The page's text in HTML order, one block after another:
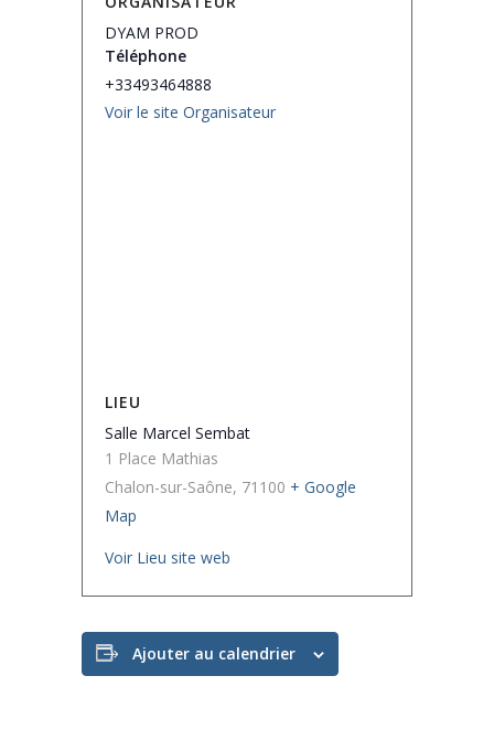
DYAM PROD
Téléphone
+33493464888
Voir le site Organisateur
LIEU
Salle Marcel Sembat
1 Place Mathias
Chalon-sur-Saône, 71100 + Google
Map
Voir Lieu site web
Ajouter au calendrier